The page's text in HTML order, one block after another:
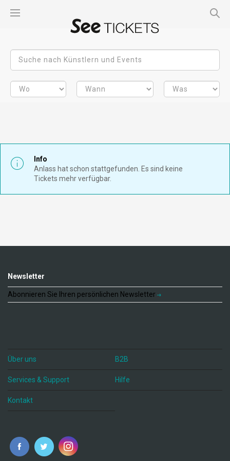
Info
Anlass hat schon stattgefunden. Es sind keine
Tickets mehr verfügbar.
Newsletter
Abonnieren Sie Ihren persönlichen Newsletter
Über uns B2B
Services & Support Hilfe
Kontakt